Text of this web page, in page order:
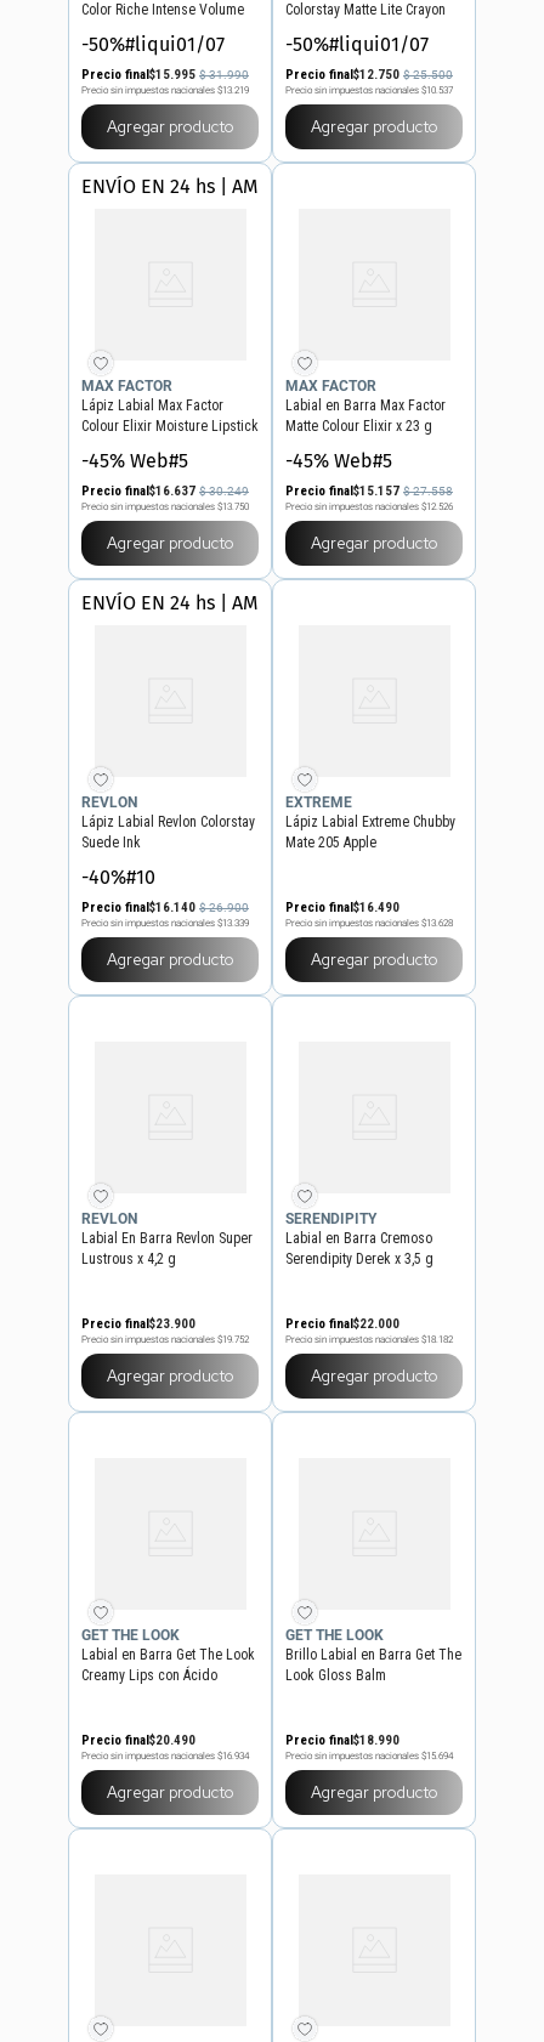
Color Riche Intense Volume
-50%#liqui01/07
Precio final$15.995 $31.990
Precio sin impuestos nacionales $13.219
Agregar producto
Colorstay Matte Lite Crayon
-50%#liqui01/07
Precio final$12.750 $25.500
Precio sin impuestos nacionales $10.537
Agregar producto
ENVÍO EN 24 hs | AMBA
MAX FACTOR
Lápiz Labial Max Factor
Colour Elixir Moisture Lipstick
-45% Web#5
Precio final$16.637 $30.249
Precio sin impuestos nacionales $13.750
Agregar producto
MAX FACTOR
Labial en Barra Max Factor
Matte Colour Elixir x 23 g
-45% Web#5
Precio final$15.157 $27.558
Precio sin impuestos nacionales $12.526
Agregar producto
ENVÍO EN 24 hs | AMBA
REVLON
Lápiz Labial Revlon Colorstay
Suede Ink
-40%#10
Precio final$16.140 $26.900
Precio sin impuestos nacionales $13.339
Agregar producto
EXTREME
Lápiz Labial Extreme Chubby
Mate 205 Apple
Precio final$16.490
Precio sin impuestos nacionales $13.628
Agregar producto
REVLON
Labial En Barra Revlon Super
Lustrous x 4,2 g
Precio final$23.900
Precio sin impuestos nacionales $19.752
Agregar producto
SERENDIPITY
Labial en Barra Cremoso
Serendipity Derek x 3,5 g
Precio final$22.000
Precio sin impuestos nacionales $18.182
Agregar producto
GET THE LOOK
Labial en Barra Get The Look
Creamy Lips con Ácido
Precio final$20.490
Precio sin impuestos nacionales $16.934
Agregar producto
GET THE LOOK
Brillo Labial en Barra Get The
Look Gloss Balm
Precio final$18.990
Precio sin impuestos nacionales $15.694
Agregar producto